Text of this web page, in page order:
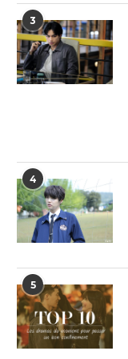
3
4
5